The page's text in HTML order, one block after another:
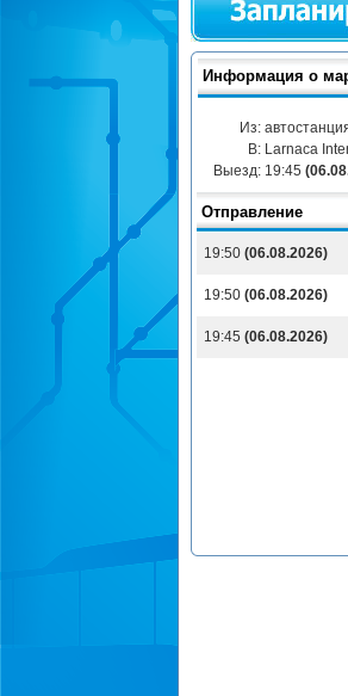
Информация о
Из:
В: Larnaca
Выезд: 19:45
Отправление
19:50 (06.08.2026)
19:50 (06.08.2026)
19:45 (06.08.2026)